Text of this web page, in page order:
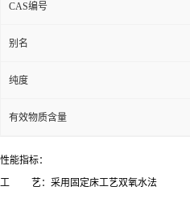
CAS编号
别名
纯度
有效物质含量
性能指标：
工 艺：采用固定床工艺双氧水法